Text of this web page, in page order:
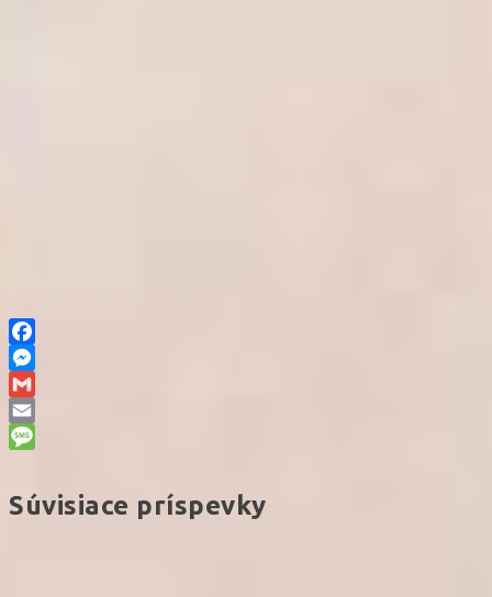
Facebook
Messenger
Gmail
Email
Súvisiace príspevky